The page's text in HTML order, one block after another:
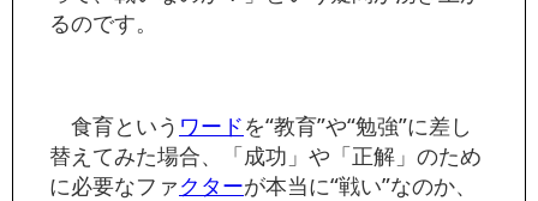
るのです。
食育という ワードを“教育”や“勉強”に差し
替えてみた場合、「成功」や「正解」のため
に必要なファクターが本当に“戦い”なのか、